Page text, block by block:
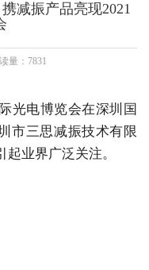
减振产品亮现2021
量：7831
光电博览会在深圳国
市三思减振技术有限
业界广泛关注。